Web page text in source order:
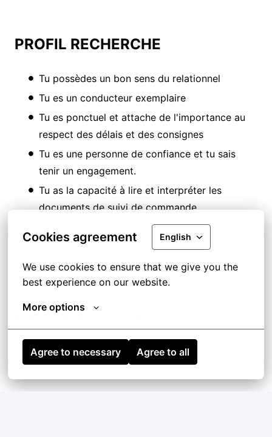
Cookies agreement English
We use cookies to ensure that we give you the
best experience on our website.
More options
Agree to necessary Agree to all
PROFIL RECHERCHE
Tu possèdes un bon sens du relationnel
Tu es un conducteur exemplaire
Tu es ponctuel et attache de l'importance au
respect des délais et des consignes
Tu es une personne de confiance et tu sais
tenir un engagement.
Tu as la capacité à lire et interpréter les
documents de suivi de commande
Tu es sensible aux logiciels de navigation
Tu possèdes une bonne condition physique
Le poste est accessible aux débutants motivés avec
accompagnement.
16h/semaine de 18h à 21h
Rémunération : 840€ brut mensuel